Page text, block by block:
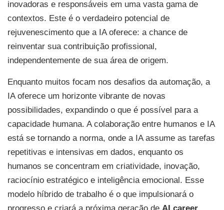
inovadoras e responsáveis em uma vasta gama de
contextos. Este é o verdadeiro potencial de
rejuvenescimento que a IA oferece: a chance de
reinventar sua contribuição profissional,
independentemente de sua área de origem.
Enquanto muitos focam nos desafios da automação, a
IA oferece um horizonte vibrante de novas
possibilidades, expandindo o que é possível para a
capacidade humana. A colaboração entre humanos e IA
está se tornando a norma, onde a IA assume as tarefas
repetitivas e intensivas em dados, enquanto os
humanos se concentram em criatividade, inovação,
raciocínio estratégico e inteligência emocional. Esse
modelo híbrido de trabalho é o que impulsionará o
progresso e criará a próxima geração de AI career